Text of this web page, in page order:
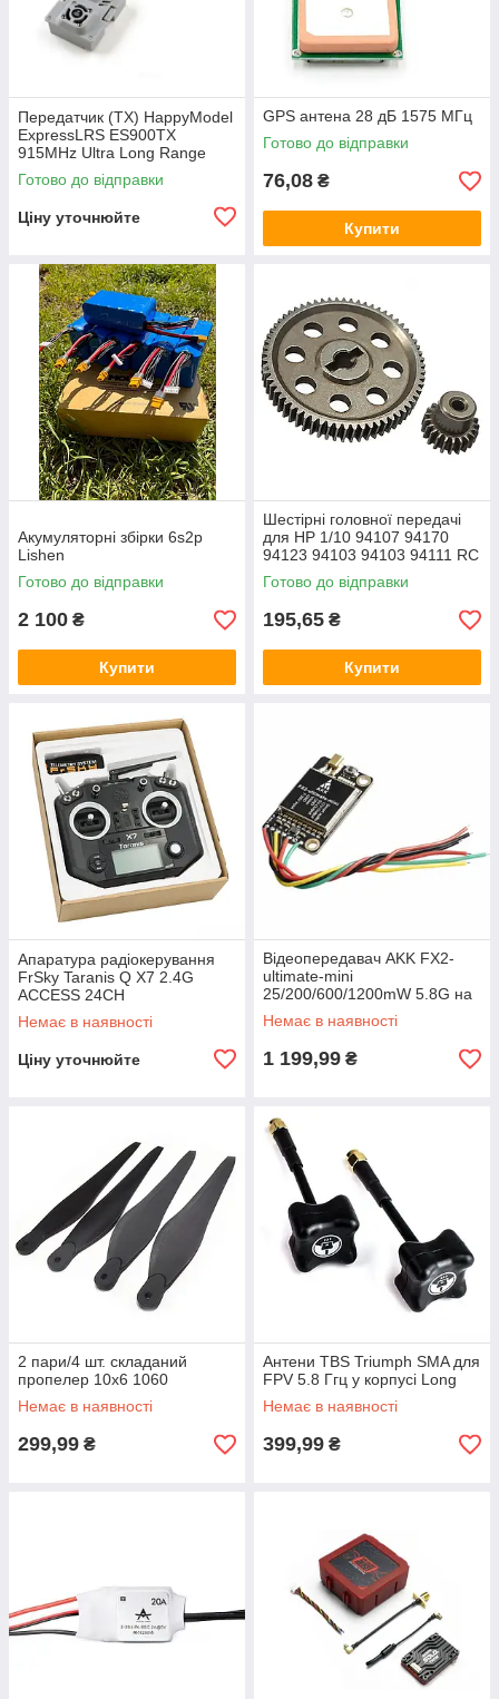
Передатчик (TX) HappyModel
ExpressLRS ES900TX
915MHz Ultra Long Range
Transmitter Module (ES900-
915MHz/HP037.0
Готово до відправки
Ціну уточнюйте
GPS антена 28 дБ 1575 МГц
Готово до відправки
76,08 ₴
Купити
Акумуляторні збірки 6s2p
Lishen
Готово до відправки
2 100 ₴
Купити
Шестірні головної передачі
для HP 1/10 94107 94170
94123 94103 94103 94111 RC
автомобілів
Готово до відправки
195,65 ₴
Купити
Апаратура радіокерування
FrSky Taranis Q X7 2.4G
ACCESS 24CH
Немає в наявності
Ціну уточнюйте
Відеопередавач AKK FX2-
ultimate-mini
25/200/600/1200mW 5.8G на
37каналів
Немає в наявності
1 199,99 ₴
2 пари/4 шт. складаний
пропелер 10x6 1060
Немає в наявності
299,99 ₴
Антени TBS Triumph SMA для
FPV 5.8 Ггц у корпусі Long
Немає в наявності
399,99 ₴